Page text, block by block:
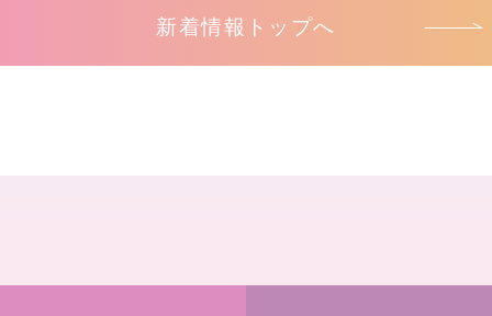
新着情報トップへ